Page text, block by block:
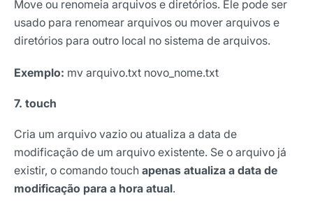
Move ou renomeia arquivos e diretórios. Ele pode ser
usado para renomear arquivos ou mover arquivos e
diretórios para outro local no sistema de arquivos.
Exemplo: mv arquivo.txt novo_nome.txt
7. touch
Cria um arquivo vazio ou atualiza a data de
modificação de um arquivo existente. Se o arquivo já
existir, o comando touch apenas atualiza a data de
modificação para a hora atual.